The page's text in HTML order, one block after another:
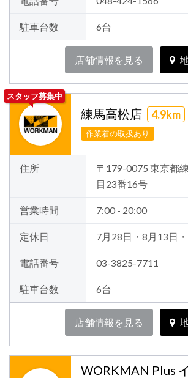
駐車台数 6台
店舗情報を見る
スタッフ募集中
練馬高松店 4.9km
作業着の取扱あり
住所
〒179-0075 東京都
目23番16号
営業時間 7:00 - 20:00
定休日 7月28日・8月13日
電話番号 03-3825-7711
駐車台数 6台
店舗情報を見る
WORKMAN Plus